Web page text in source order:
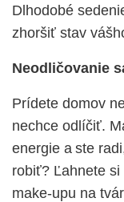
Dlhodobé
zhoršiť stav
Neodličovanie
Prídete domov
nechce odlíčiť.
energie a ste
robiť? Ľahnete si
make-upu na